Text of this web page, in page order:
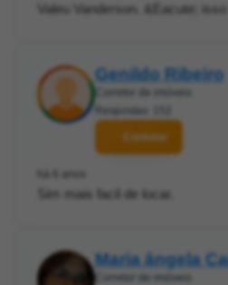
Valeu Vanderson. &Eacute;
Genildo Ribeiro
Corretor de imóveis
Respostas: 152
Contatar
há 6 anos
Sim mais facil de locar.
Maria ângela
Corretor de imóveis